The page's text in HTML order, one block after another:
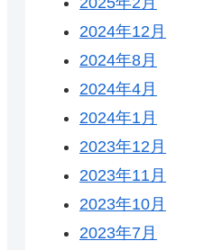
2024年12月
2024年8月
2024年4月
2024年1月
2023年12月
2023年11月
2023年10月
2023年7月